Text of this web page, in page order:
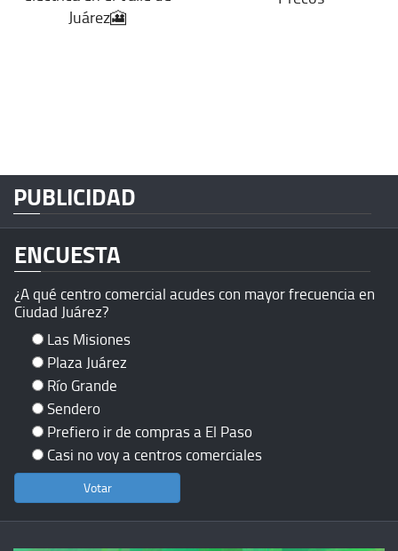
Juárez🎦
PUBLICIDAD
ENCUESTA
¿A qué centro comercial acudes con mayor frecuencia en
Ciudad Juárez?
Las Misiones
Plaza Juárez
Río Grande
Sendero
Prefiero ir de compras a El Paso
Casi no voy a centros comerciales